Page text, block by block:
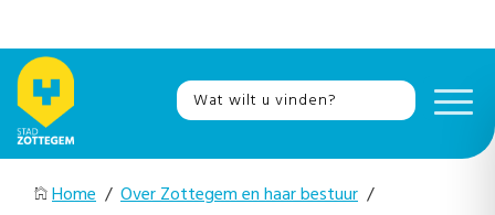
Home / Over Zottegem en haar bestuur /